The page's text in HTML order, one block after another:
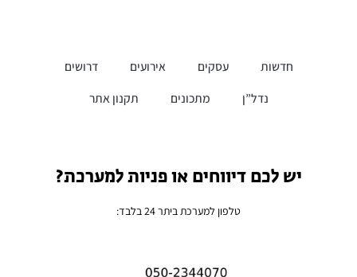
חדשות עסקים אירועים
דרושים
נדל”ן
מתכונים תקנון אתר
יש לכם דיווחים או פניות למערכת?
טלפון למערכת ביתר 24 בלבד: